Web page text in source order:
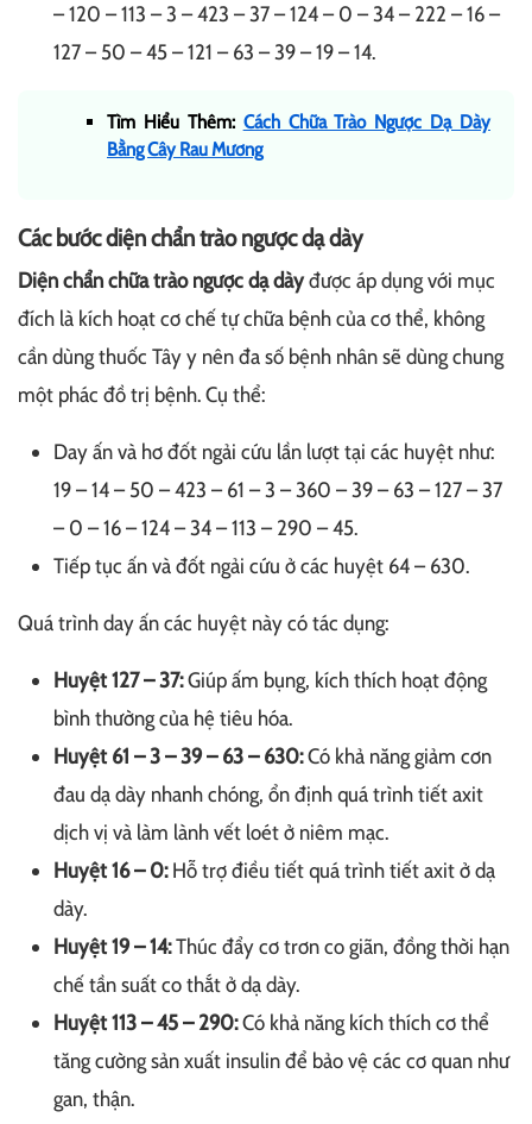
– 120 – 113 – 3 – 423 – 37 – 124 – 0 – 34 – 222 – 16 –
127 – 50 – 45 – 121 – 63 – 39 – 19 – 14.
Tìm Hiểu Thêm: Cách Chữa Trào Ngược Dạ Dày
Bằng Cây Rau Mương
Các bước diện chẩn trào ngược dạ dày
Diện chẩn chữa trào ngược dạ dàyđược áp dụng với mục
đích là kích hoạt cơ chế tự chữa bệnh của cơ thể, không
cần dùng thuốc Tây y nên đa số bệnh nhân sẽ dùng chung
một phác đồ trị bệnh. Cụ thể:
Day ấn và hơ đốt ngải cứu lần lượt tại các huyệt như:
19 – 14 – 50 – 423 – 61 – 3 – 360 – 39 – 63 – 127 – 37
– 0 – 16 – 124 – 34 – 113 – 290 – 45.
Tiếp tục ấn và đốt ngải cứu ở các huyệt 64 – 630.
Quá trình day ấn các huyệt này có tác dụng:
Huyệt 127 – 37:Giúp ấm bụng, kích thích hoạt động
bình thường của hệ tiêu hóa.
Huyệt 61 – 3 – 39 – 63 – 630:Có khả năng giảm cơn
đau dạ dày nhanh chóng, ổn định quá trình tiết axit
dịch vị và làm lành vết loét ở niêm mạc.
Huyệt 16 – 0:Hỗ trợ điều tiết quá trình tiết axit ở dạ
dày.
Huyệt 19 – 14:Thúc đẩy cơ trơn co giãn, đồng thời hạn
chế tần suất co thắt ở dạ dày.
Huyệt 113 – 45 – 290:Có khả năng kích thích cơ thể
tăng cường sản xuất insulin để bảo vệ các cơ quan như
gan, thận.